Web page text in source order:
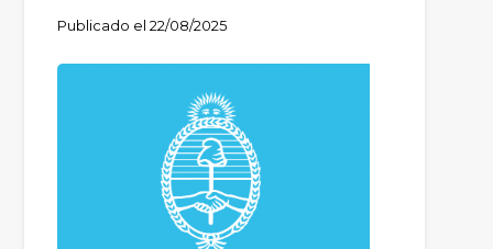
Publicado el22/08/2025